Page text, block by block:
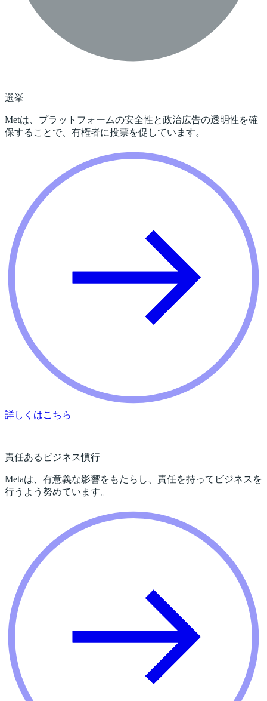
選挙
Metは、プラットフォームの安全性と政治広告の透明性を確
保することで、有権者に投票を促しています。
詳しくはこちら
責任あるビジネス慣行
Metaは、有意義な影響をもたらし、責任を持ってビジネスを
行うよう努めています。